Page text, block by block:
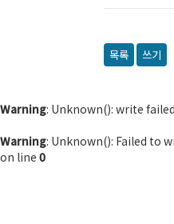
목록 쓰기
Warning: Unknown(): write
Warning: Unknown(): Failed to
on line 0